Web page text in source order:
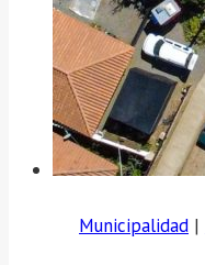
Municipalidad |